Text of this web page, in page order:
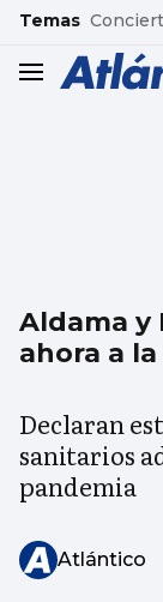
common.go-to-
Temas
Aldama y
ahora a
Declaran
sanitarios
pandemia
Atlántico